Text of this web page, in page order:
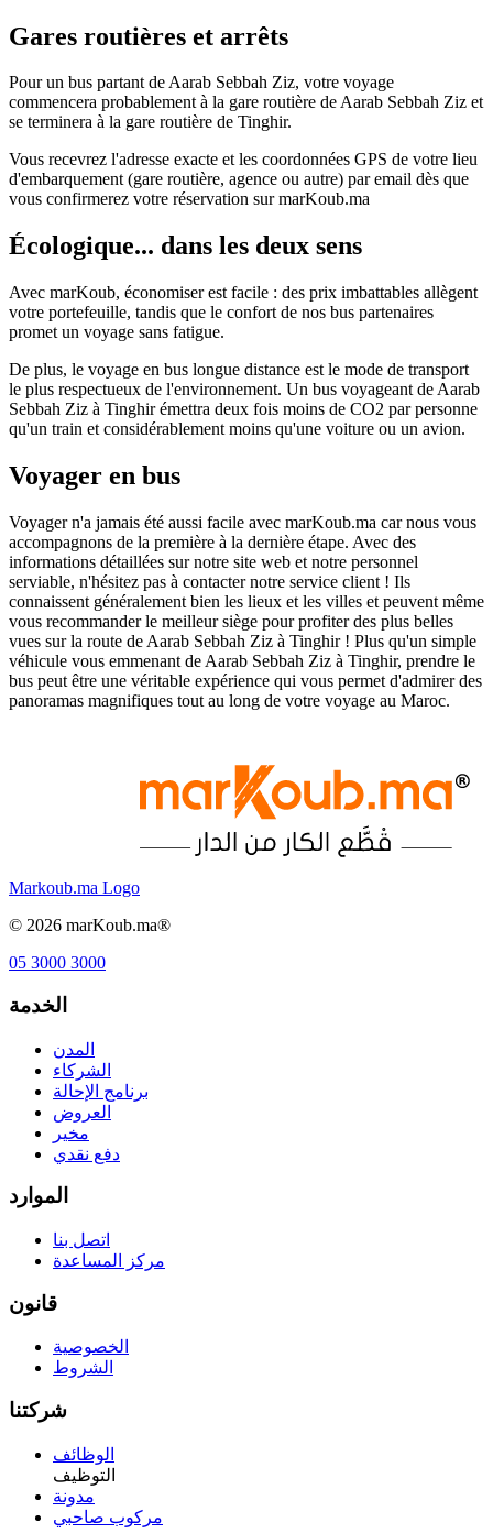
Gares routières et arrêts
Pour un bus partant de Aarab Sebbah Ziz, votre voyage
commencera probablement à la gare routière de Aarab Sebbah Ziz et
se terminera à la gare routière de Tinghir.
Vous recevrez l'adresse exacte et les coordonnées GPS de votre lieu
d'embarquement (gare routière, agence ou autre) par email dès que
vous confirmerez votre réservation sur marKoub.ma
Écologique... dans les deux sens
Avec marKoub, économiser est facile : des prix imbattables allègent
votre portefeuille, tandis que le confort de nos bus partenaires
promet un voyage sans fatigue.
De plus, le voyage en bus longue distance est le mode de transport
le plus respectueux de l'environnement. Un bus voyageant de Aarab
Sebbah Ziz à Tinghir émettra deux fois moins de CO2 par personne
qu'un train et considérablement moins qu'une voiture ou un avion.
Voyager en bus
Voyager n'a jamais été aussi facile avec marKoub.ma car nous vous
accompagnons de la première à la dernière étape. Avec des
informations détaillées sur notre site web et notre personnel
serviable, n'hésitez pas à contacter notre service client ! Ils
connaissent généralement bien les lieux et les villes et peuvent même
vous recommander le meilleur siège pour profiter des plus belles
vues sur la route de Aarab Sebbah Ziz à Tinghir ! Plus qu'un simple
véhicule vous emmenant de Aarab Sebbah Ziz à Tinghir, prendre le
bus peut être une véritable expérience qui vous permet d'admirer des
panoramas magnifiques tout au long de votre voyage au Maroc.
Markoub.ma Logo
© 2026 marKoub.ma®
05 3000 3000
الخدمة
المدن
الشركاء
برنامج الإحالة
العروض
مخير
دفع نقدي
الموارد
اتصل بنا
مركز المساعدة
قانون
الخصوصية
الشروط
شركتنا
الوظائف
التوظيف
مدونة
مركوب صاحبي